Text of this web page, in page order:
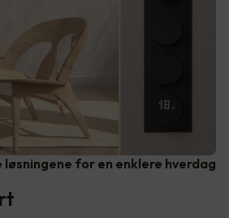
for en enklere hverdag